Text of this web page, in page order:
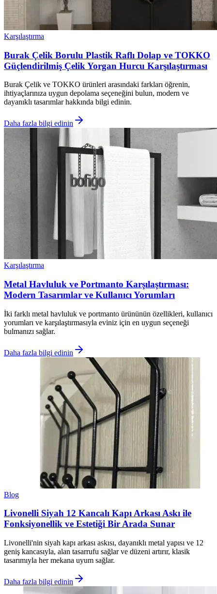
Karşılaştırma
Burak Çelik Borulu Plastik Raflı Dolap ve TOKKO
Güçlendirilmiş Çelik Yorgan Hurcu Karşılaştırması
Burak Çelik ve TOKKO ürünleri arasındaki farkları öğrenin,
ihtiyaçlarınıza uygun depolama seçeneğini bulun, modern ve
dayanıklı tasarımlar hakkında bilgi edinin.
Daha fazla bilgi edinin
Karşılaştırma
Metal Havluluk ve Portmanto Karşılaştırması:
Modern Tasarımlar ve Kullanıcı Yorumları
İki farklı metal havluluk ve portmanto ürününün özellikleri, kullanıcı
yorumları ve karşılaştırmasıyla eviniz için en uygun seçeneği
bulmanızı sağlar.
Daha fazla bilgi edinin
Blog
Livonelli Siyah 12 Kancalı Kapı Arkası Askı ile
Fonksiyonellik ve Estetiği Bir Arada Sunar
Livonelli'nin siyah kapı arkası askısı, dayanıklı metal yapısı ve 12
geniş kancasıyla, alan tasarrufu sağlar ve düzeni artırır, klasik
tasarımıyla her mekana uyum sağlar.
Daha fazla bilgi edinin